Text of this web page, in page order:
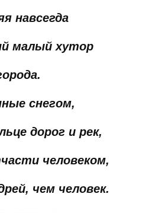
навсегда
малый хутор
снегом,
дорог и рек,
человеком,
чем человек.